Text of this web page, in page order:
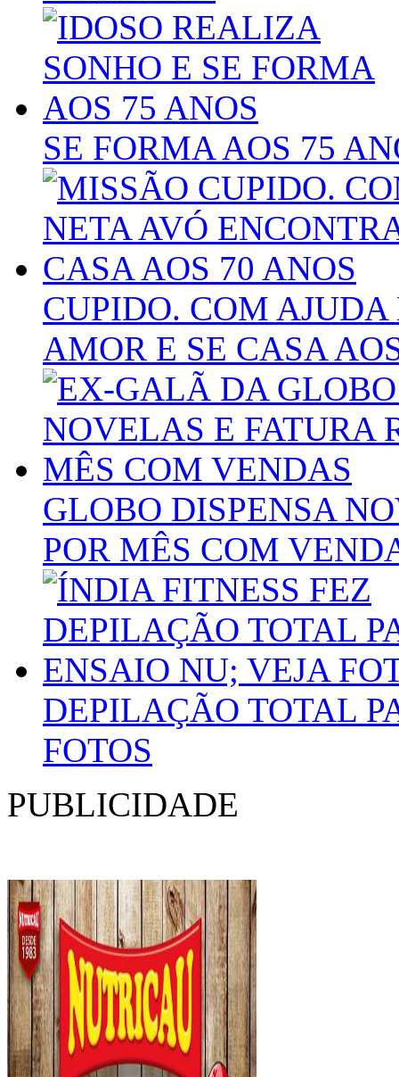
SE FORMA AOS 75
CUPIDO. COM
AMOR E SE CASA
GLOBO DISPENSA
POR MÊS COM
DEPILAÇÃO TOTAL
FOTOS
PUBLICIDADE